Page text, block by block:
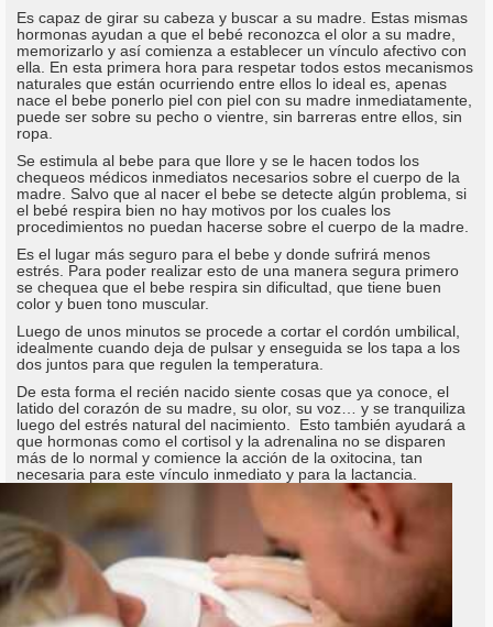
Es capaz de girar su cabeza y buscar a su madre. Estas mismas
hormonas ayudan a que el bebé reconozca el olor a su madre,
memorizarlo y así comienza a establecer un vínculo afectivo con
ella. En esta primera hora para respetar todos estos mecanismos
naturales que están ocurriendo entre ellos lo ideal es, apenas
nace el bebe ponerlo piel con piel con su madre inmediatamente,
puede ser sobre su pecho o vientre, sin barreras entre ellos, sin
ropa.
Se estimula al bebe para que llore y se le hacen todos los
chequeos médicos inmediatos necesarios sobre el cuerpo de la
madre. Salvo que al nacer el bebe se detecte algún problema, si
el bebé respira bien no hay motivos por los cuales los
procedimientos no puedan hacerse sobre el cuerpo de la madre.
Es el lugar más seguro para el bebe y donde sufrirá menos
estrés. Para poder realizar esto de una manera segura primero
se chequea que el bebe respira sin dificultad, que tiene buen
color y buen tono muscular.
Luego de unos minutos se procede a cortar el cordón umbilical,
idealmente cuando deja de pulsar y enseguida se los tapa a los
dos juntos para que regulen la temperatura.
De esta forma el recién nacido siente cosas que ya conoce, el
latido del corazón de su madre, su olor, su voz… y se tranquiliza
luego del estrés natural del nacimiento. Esto también ayudará a
que hormonas como el cortisol y la adrenalina no se disparen
más de lo normal y comience la acción de la oxitocina, tan
necesaria para este vínculo inmediato y para la lactancia.